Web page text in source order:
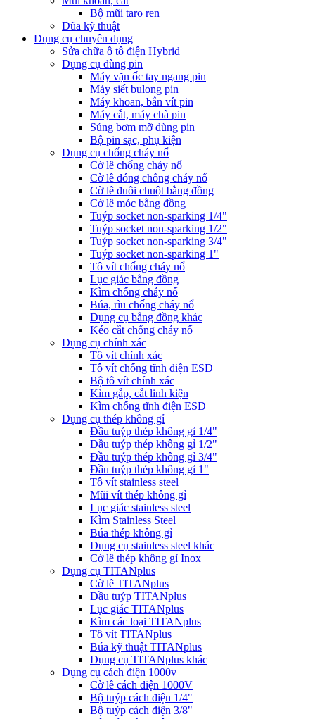
Bộ mũi taro ren
Dũa kỹ thuật
Dụng cụ chuyên dụng
Sửa chữa ô tô điện Hybrid
Dụng cụ dùng pin
Máy vặn ốc tay ngang pin
Máy siết bulong pin
Máy khoan, bắn vít pin
Máy cắt, máy chà pin
Súng bơm mỡ dùng pin
Bộ pin sạc, phụ kiện
Dụng cụ chống cháy nổ
Cờ lê chống cháy nổ
Cờ lê đóng chống cháy nổ
Cờ lê đuôi chuột bằng đồng
Cờ lê móc bằng đồng
Tuýp socket non-sparking 1/4"
Tuýp socket non-sparking 1/2"
Tuýp socket non-sparking 3/4"
Tuýp socket non-sparking 1"
Tô vít chống cháy nổ
Lục giác bằng đồng
Kìm chống cháy nổ
Búa, rìu chống cháy nổ
Dụng cụ bẳng đồng khác
Kéo cắt chống cháy nổ
Dụng cụ chính xác
Tô vít chính xác
Tô vít chống tĩnh điện ESD
Bộ tô vít chính xác
Kìm gắp, cắt linh kiện
Kìm chống tĩnh điện ESD
Dụng cụ thép không gỉ
Đầu tuýp thép không gỉ 1/4"
Đầu tuýp thép không gỉ 1/2"
Đầu tuýp thép không gỉ 3/4"
Đầu tuýp thép không gỉ 1"
Tô vít stainless steel
Mũi vít thép không gỉ
Lục giác stainless steel
Kìm Stainless Steel
Búa thép không gỉ
Dụng cụ stainless steel khác
Cờ lê thép không gỉ Inox
Dụng cụ TITANplus
Cờ lê TITANplus
Đầu tuýp TITANplus
Lục giác TITANplus
Kìm các loại TITANplus
Tô vít TITANplus
Búa kỹ thuật TITANplus
Dụng cụ TITANplus khác
Dụng cụ cách điện 1000v
Cờ lê cách điện 1000V
Bộ tuýp cách điện 1/4"
Bộ tuýp cách điện 3/8"